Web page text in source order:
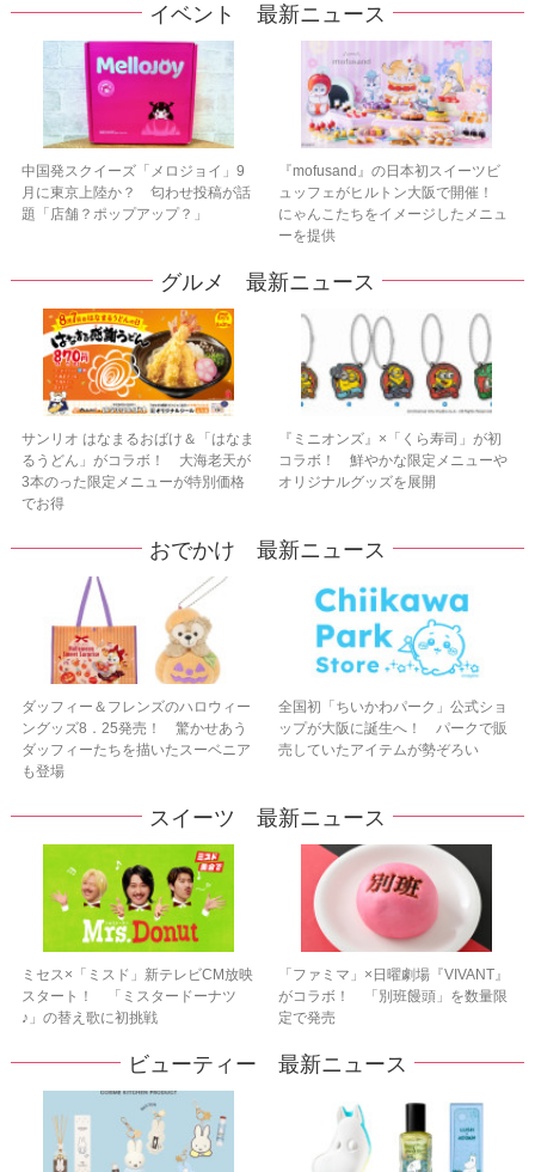
イベント 最新ニュース
中国発スクイーズ「メロジョイ」9
月に東京上陸か？ 匂わせ投稿が話
題「店舗？ポップアップ？」
『mofusand』の日本初スイーツビ
ュッフェがヒルトン大阪で開催！
にゃんこたちをイメージしたメニュ
ーを提供
グルメ 最新ニュース
サンリオ はなまるおばけ＆「はなま
るうどん」がコラボ！ 大海老天が
3本のった限定メニューが特別価格
でお得
『ミニオンズ』×「くら寿司」が初
コラボ！ 鮮やかな限定メニューや
オリジナルグッズを展開
おでかけ 最新ニュース
ダッフィー＆フレンズのハロウィー
ングッズ8．25発売！ 驚かせあう
ダッフィーたちを描いたスーベニア
も登場
全国初「ちいかわパーク」公式ショ
ップが大阪に誕生へ！ パークで販
売していたアイテムが勢ぞろい
スイーツ 最新ニュース
ミセス×「ミスド」新テレビCM放映
スタート！ 「ミスタードーナツ
♪」の替え歌に初挑戦
「ファミマ」×日曜劇場『VIVANT』
がコラボ！ 「別班饅頭」を数量限
定で発売
ビューティー 最新ニュース